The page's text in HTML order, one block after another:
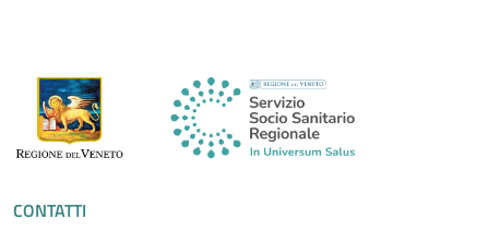
CONTATTI